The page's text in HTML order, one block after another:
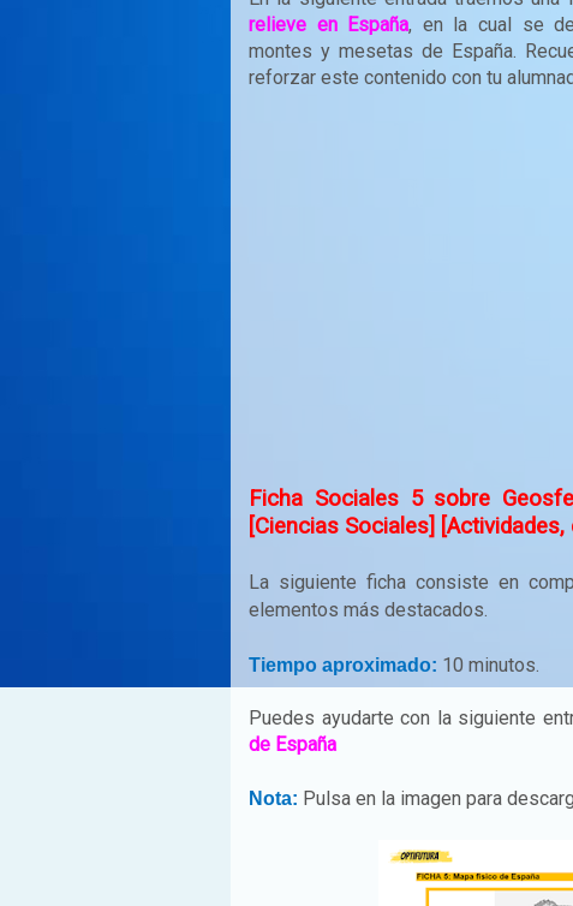
relieve en España, en la cual se
montes y mesetas de España.
reforzar este contenido con tu
Ficha Sociales 5 sobre
[Ciencias Sociales]
La siguiente ficha consiste en
elementos más destacados.
Tiempo aproximado: 10 minutos.
Puedes ayudarte con la siguiente
de España
Nota: Pulsa en la imagen para